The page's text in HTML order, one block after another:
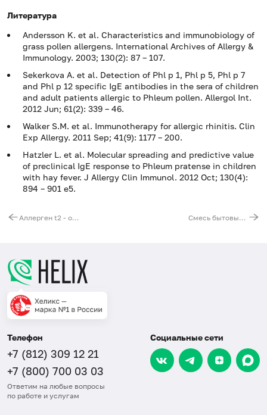
Литература
Andersson K. et al. Characteristics and immunobiology of
grass pollen allergens. International Archives of Allergy &
Immunology. 2003; 130(2): 87 – 107.
Sekerkova A. et al. Detection of Phl p 1, Phl p 5, Phl p 7
and Phl p 12 specific IgE antibodies in the sera of children
and adult patients allergic to Phleum pollen. Allergol Int.
2012 Jun; 61(2): 339 – 46.
Walker S.M. et al. Immunotherapy for allergic rhinitis. Clin
Exp Allergy. 2011 Sep; 41(9): 1177 – 200.
Hatzler L. et al. Molecular spreading and predictive value
of preclinical IgE response to Phleum pratense in children
with hay fever. J Allergy Clin Immunol. 2012 Oct; 130(4):
894 – 901 e5.
Аллерген t2 - ольха серая, IgE (ImmunoCAP) Смесь бытовых аллергенов hx2 (ImmunoCAP), IgE: домашняя пыль, клещ домашней пыли D. pteronyssinus, клещ домашней пыли D. farinae, таракан рыжий
Телефон
+7 (812) 309 12 21
+7 (800) 700 03 03
Ответим на любые вопросы
по работе и услугам
Социальные сети